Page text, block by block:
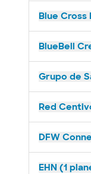
Blue Cross
BlueBell
Grupo de
Red
DFW
EHN (1